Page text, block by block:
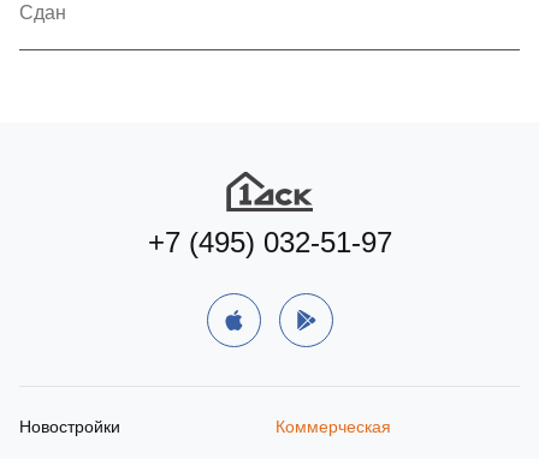
Сдан
+7 (495) 032-51-97
Новостройки Коммерческая